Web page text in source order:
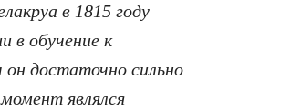
в 1815 году
в обучение к
достаточно сильно
являлся